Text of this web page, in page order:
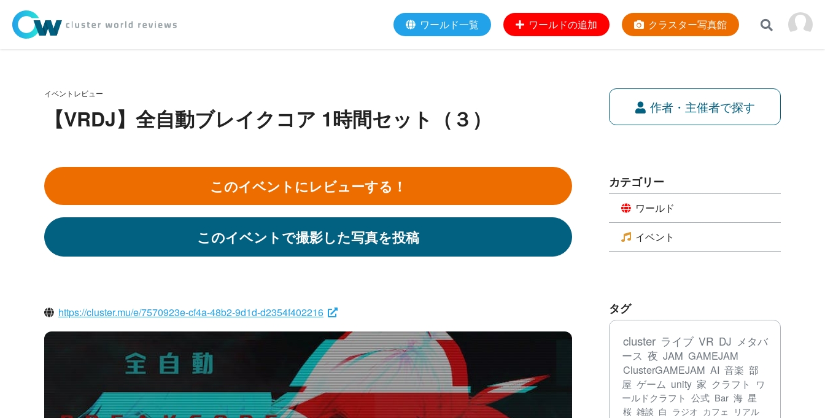
ワールド一覧 ワールドの追加 クラスター写真館
イベントレビュー
【VRDJ】全自動ブレイクコア 1時間セット（３）
このイベントにレビューする！
このイベントで撮影した写真を投稿
https://cluster.mu/e/7570923e-cf4a-48b2-9d1d-d2354f402216
作者・主催者で探す
カテゴリー
ワールド
イベント
タグ
cluster ライブ VR DJ メタバ
ース 夜 JAM GAMEJAM
ClusterGAMEJAM AI 音楽 部
屋 ゲーム unity 家 クラフト
ワ
ールドクラフト 公式 Bar 海 星
桜 雑談 白 ラジオ カフェ
リアル